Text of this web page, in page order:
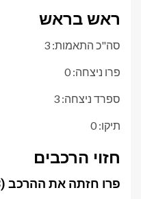
ראש בראש
סה"כ התאמות: 3
פרו ניצחה: 0
ספרד ניצחה: 3
תיקו: 0
חזוי הרכבים
פרו חזתה את ההרכב (4-3-3)